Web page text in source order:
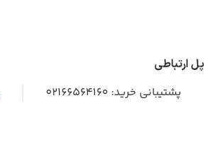
پل ارتباطی
پشتیبانی خرید: 02166564160